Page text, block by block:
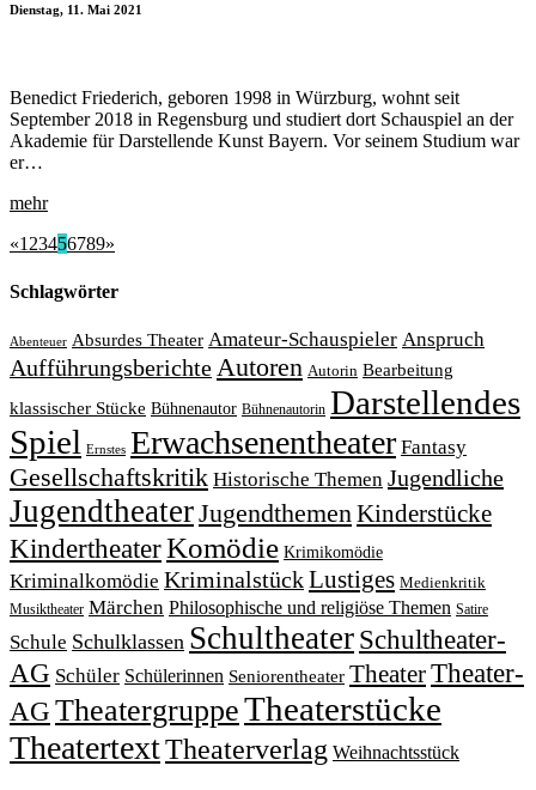
Dienstag, 11. Mai 2021
Benedict Friederich, geboren 1998 in Würzburg, wohnt seit
September 2018 in Regensburg und studiert dort Schauspiel an der
Akademie für Darstellende Kunst Bayern. Vor seinem Studium war
er…
mehr
«123456789»
Schlagwörter
Abenteuer Absurdes Theater Amateur-Schauspieler Anspruch
Aufführungsberichte Autoren Autorin Bearbeitung
klassischer Stücke Bühnenautor Bühnenautorin Darstellendes
Spiel Ernstes Erwachsenentheater Fantasy
Gesellschaftskritik Historische Themen Jugendliche
JugendtheaterJugendthemen Kinderstücke
KindertheaterKomödie Krimikomödie
Kriminalkomödie KriminalstückLustiges Medienkritik
Musiktheater Märchen Philosophische und religiöse Themen Satire
Schule Schulklassen Schultheater Schultheater-
AG Schüler Schülerinnen Seniorentheater TheaterTheater-
AGTheatergruppeTheaterstücke
TheatertextTheaterverlag Weihnachtsstück